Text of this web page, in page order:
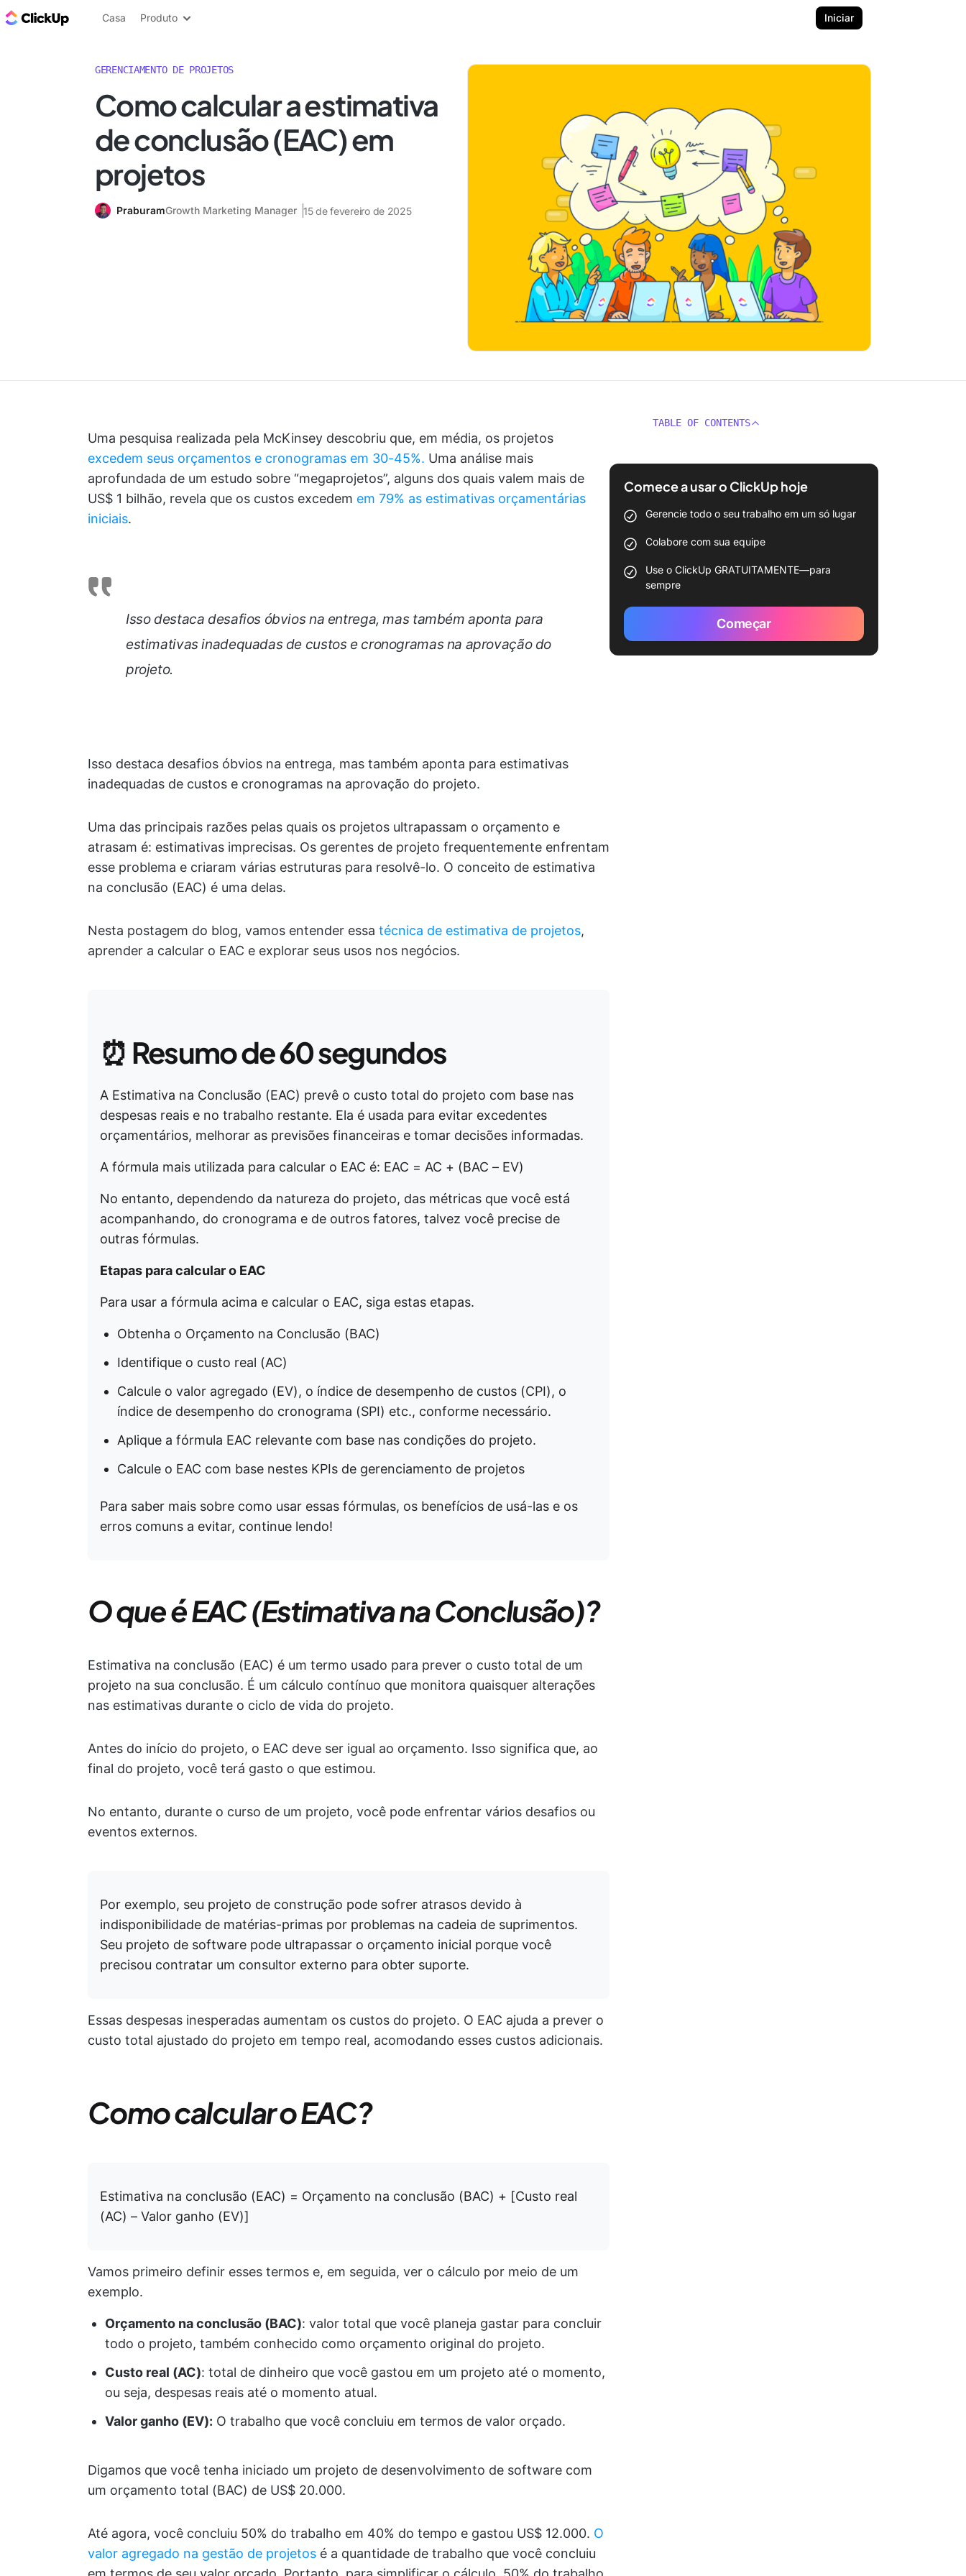
ClickUp Blogue
Casa Produto Iniciar
GERENCIAMENTO DE PROJETOS
Como calcular a estimativa
de conclusão (EAC) em
projetos
PraburamGrowth Marketing Manager 15 de fevereiro de 2025
Uma pesquisa realizada pela McKinsey descobriu que, em média, os projetos
excedem seus orçamentos e cronogramas em 30-45%. Uma análise mais
aprofundada de um estudo sobre “megaprojetos”, alguns dos quais valem mais de
US$ 1 bilhão, revela que os custos excedem em 79% as estimativas orçamentárias
iniciais.
Isso destaca desafios óbvios na entrega, mas também aponta para
estimativas inadequadas de custos e cronogramas na aprovação do
projeto.
Isso destaca desafios óbvios na entrega, mas também aponta para estimativas
inadequadas de custos e cronogramas na aprovação do projeto.
Uma das principais razões pelas quais os projetos ultrapassam o orçamento e
atrasam é: estimativas imprecisas. Os gerentes de projeto frequentemente enfrentam
esse problema e criaram várias estruturas para resolvê-lo. O conceito de estimativa
na conclusão (EAC) é uma delas.
Nesta postagem do blog, vamos entender essa técnica de estimativa de projetos,
aprender a calcular o EAC e explorar seus usos nos negócios.
⏰ Resumo de 60 segundos
A Estimativa na Conclusão (EAC) prevê o custo total do projeto com base nas
despesas reais e no trabalho restante. Ela é usada para evitar excedentes
orçamentários, melhorar as previsões financeiras e tomar decisões informadas.
A fórmula mais utilizada para calcular o EAC é: EAC = AC + (BAC – EV)
No entanto, dependendo da natureza do projeto, das métricas que você está
acompanhando, do cronograma e de outros fatores, talvez você precise de
outras fórmulas.
Etapas para calcular o EAC
Para usar a fórmula acima e calcular o EAC, siga estas etapas.
Obtenha o Orçamento na Conclusão (BAC)
Identifique o custo real (AC)
Calcule o valor agregado (EV), o índice de desempenho de custos (CPI), o
índice de desempenho do cronograma (SPI) etc., conforme necessário.
Aplique a fórmula EAC relevante com base nas condições do projeto.
Calcule o EAC com base nestes KPIs de gerenciamento de projetos
Para saber mais sobre como usar essas fórmulas, os benefícios de usá-las e os
erros comuns a evitar, continue lendo!
O que é EAC (Estimativa na Conclusão)?
Estimativa na conclusão (EAC) é um termo usado para prever o custo total de um
projeto na sua conclusão. É um cálculo contínuo que monitora quaisquer alterações
nas estimativas durante o ciclo de vida do projeto.
Antes do início do projeto, o EAC deve ser igual ao orçamento. Isso significa que, ao
final do projeto, você terá gasto o que estimou.
No entanto, durante o curso de um projeto, você pode enfrentar vários desafios ou
eventos externos.
Por exemplo, seu projeto de construção pode sofrer atrasos devido à
indisponibilidade de matérias-primas por problemas na cadeia de suprimentos.
Seu projeto de software pode ultrapassar o orçamento inicial porque você
precisou contratar um consultor externo para obter suporte.
Essas despesas inesperadas aumentam os custos do projeto. O EAC ajuda a prever o
custo total ajustado do projeto em tempo real, acomodando esses custos adicionais.
Como calcular o EAC?
Estimativa na conclusão (EAC) = Orçamento na conclusão (BAC) + [Custo real
(AC) – Valor ganho (EV)]
Vamos primeiro definir esses termos e, em seguida, ver o cálculo por meio de um
exemplo.
Orçamento na conclusão (BAC): valor total que você planeja gastar para concluir
todo o projeto, também conhecido como orçamento original do projeto.
Custo real (AC): total de dinheiro que você gastou em um projeto até o momento,
ou seja, despesas reais até o momento atual.
Valor ganho (EV): O trabalho que você concluiu em termos de valor orçado.
Digamos que você tenha iniciado um projeto de desenvolvimento de software com
um orçamento total (BAC) de US$ 20.000.
Até agora, você concluiu 50% do trabalho em 40% do tempo e gastou US$ 12.000. O
valor agregado na gestão de projetos é a quantidade de trabalho que você concluiu
TABLE OF CONTENTS
Comece a usar o ClickUp hoje
Gerencie todo o seu trabalho em um só lugar
Colabore com sua equipe
Use o ClickUp GRATUITAMENTE—para
sempre
Começar